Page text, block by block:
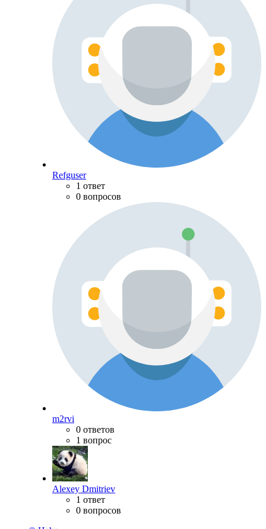
Refguser
1 ответ
0 вопросов
m2rvi
0 ответов
1 вопрос
Alexey Dmitriev
1 ответ
0 вопросов